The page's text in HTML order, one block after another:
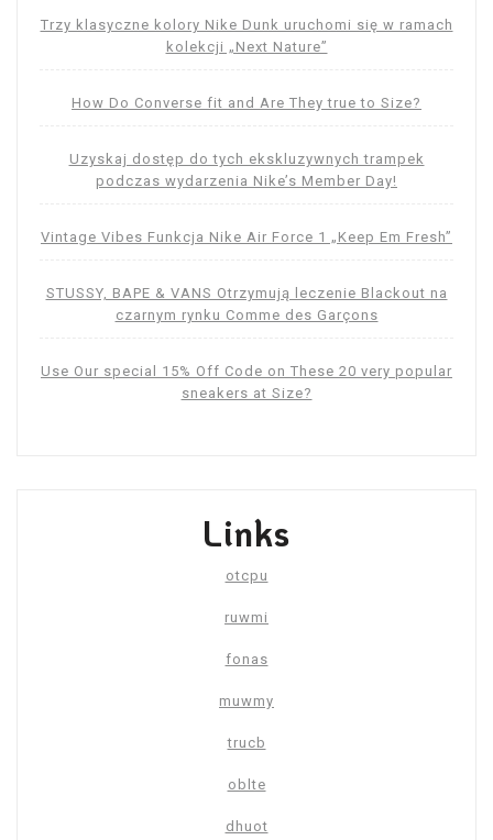
Trzy klasyczne kolory Nike Dunk uruchomi się w ramach
kolekcji „Next Nature”
How Do Converse fit and Are They true to Size?
Uzyskaj dostęp do tych ekskluzywnych trampek
podczas wydarzenia Nike’s Member Day!
Vintage Vibes Funkcja Nike Air Force 1 „Keep Em Fresh”
STUSSY, BAPE & VANS Otrzymują leczenie Blackout na
czarnym rynku Comme des Garçons
Use Our special 15% Off Code on These 20 very popular
sneakers at Size?
Links
otcpu
ruwmi
fonas
muwmy
trucb
oblte
dhuot